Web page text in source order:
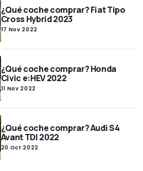
¿Qué coche comprar? Fiat Tipo
Cross Hybrid 2023
17 Nov 2022
¿Qué coche comprar? Honda
Civic e:HEV 2022
11 Nov 2022
¿Qué coche comprar? Audi S4
Avant TDI 2022
20 Oct 2022